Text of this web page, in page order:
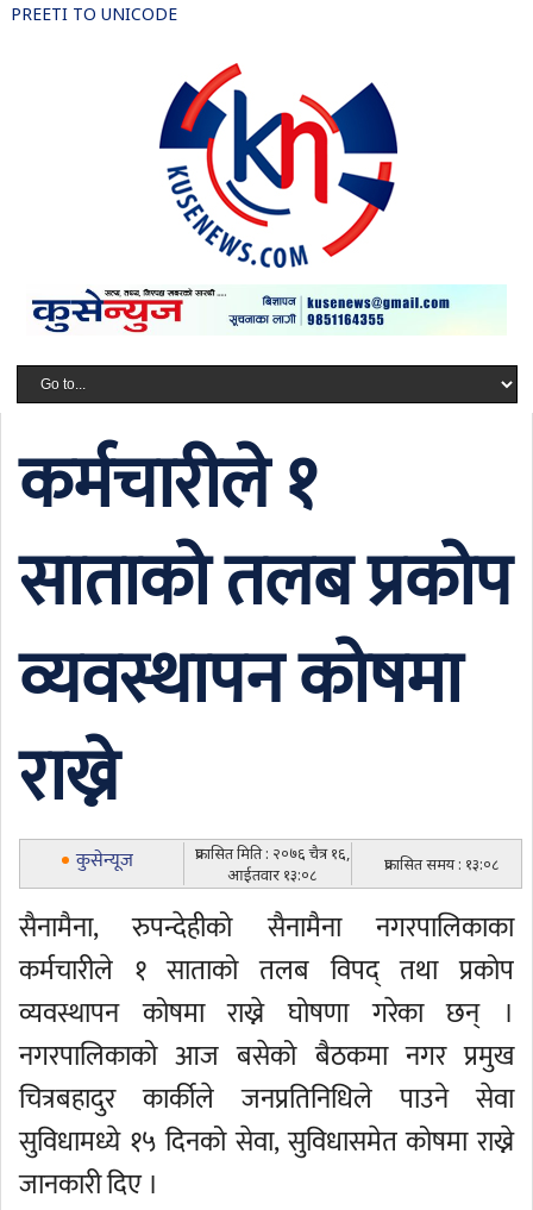
PREETI TO UNICODE
कर्मचारीले १
साताको तलब प्रकोप
व्यवस्थापन कोषमा
राख्ने
कुसेन्यूज
प्रकासित मिति : २०७६ चैत्र १६,
आईतवार १३:०८
प्रकासित समय : १३:०८
सैनामैना, रुपन्देहीको सैनामैना नगरपालिकाका
कर्मचारीले १ साताको तलब विपद् तथा प्रकोप
व्यवस्थापन कोषमा राख्ने घोषणा गरेका छन् ।
नगरपालिकाको आज बसेको बैठकमा नगर प्रमुख
चित्रबहादुर कार्कीले जनप्रतिनिधिले पाउने सेवा
सुविधामध्ये १५ दिनको सेवा, सुविधासमेत कोषमा राख्ने
जानकारी दिए ।